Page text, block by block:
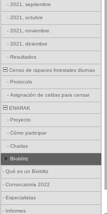
- 2021, septiembre
- 2021, octubre
- 2021, noviembre
- 2021, diciembre
- Resultados
Censo de rapaces forestales diurnas
- Protocolo
- Asignación de celdas para censar
ENARAK
- Proyecto
- Cómo participar
- Charlas
Bioblitz
- Qué es un Bioblitz
- Convocatoria 2022
- Especialistas
- Informes